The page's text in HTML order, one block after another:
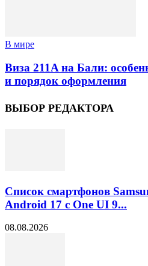
В мире
Виза 211A на Бали:
и порядок оформления
ВЫБОР РЕДАКТОРА
Список смартфонов
Android 17 с One UI 9...
08.08.2026